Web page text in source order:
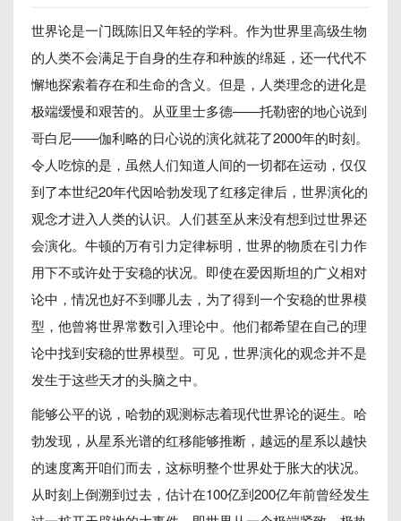
世界论是一门既陈旧又年轻的学科。作为世界里高级生物
的人类不会满足于自身的生存和种族的绵延，还一代代不
懈地探索着存在和生命的含义。但是，人类理念的进化是
极端缓慢和艰苦的。从亚里士多德——托勒密的地心说到
哥白尼——伽利略的日心说的演化就花了2000年的时刻。
令人吃惊的是，虽然人们知道人间的一切都在运动，仅仅
到了本世纪20年代因哈勃发现了红移定律后，世界演化的
观念才进入人类的认识。人们甚至从来没有想到过世界还
会演化。牛顿的万有引力定律标明，世界的物质在引力作
用下不或许处于安稳的状况。即使在爱因斯坦的广义相对
论中，情况也好不到哪儿去，为了得到一个安稳的世界模
型，他曾将世界常数引入理论中。他们都希望在自己的理
论中找到安稳的世界模型。可见，世界演化的观念并不是
发生于这些天才的头脑之中。
能够公平的说，哈勃的观测标志着现代世界论的诞生。哈
勃发现，从星系光谱的红移能够推断，越远的星系以越快
的速度离开咱们而去，这标明整个世界处于胀大的状况。
从时刻上倒溯到过去，估计在100亿到200亿年前曾经发生